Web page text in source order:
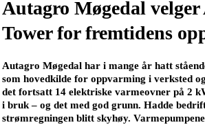
Autagro Møgedal
Tower for fremtidens
Autagro Møgedal har i mange år hatt
som hovedkilde for oppvarming i verksted
det fortsatt 14 elektriske varmeovner på 2
i bruk – og det med god grunn. Hadde
strømregningen blitt skyhøy.